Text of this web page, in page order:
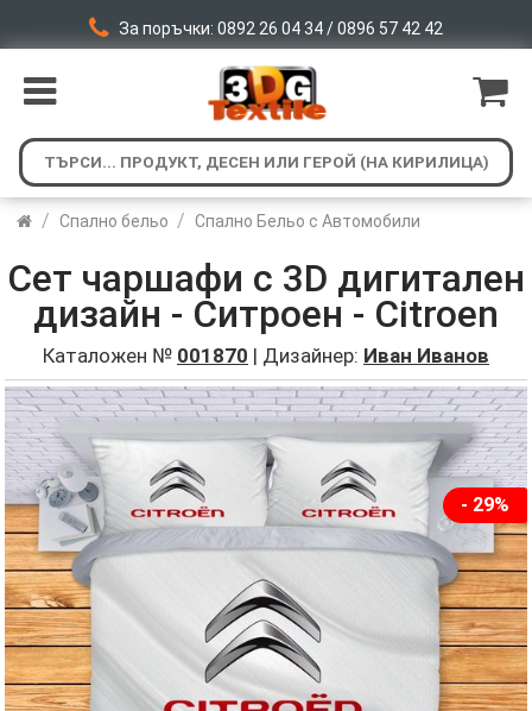
За поръчки: 0892 26 04 34 / 0896 57 42 42
/ Спално бельо / Спално Бельо с Автомобили
Сет чаршафи с 3D дигитален
дизайн - Ситроен - Citroen
Каталожен № 001870 | Дизайнер: Иван Иванов
- 29%